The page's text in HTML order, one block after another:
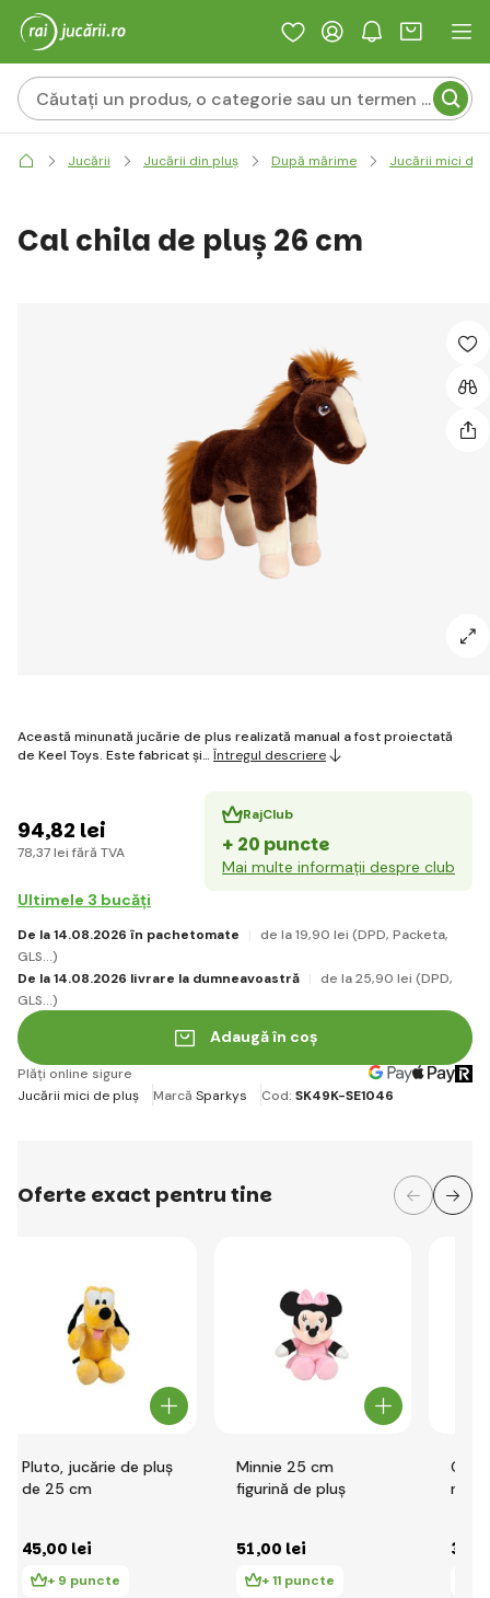
Jucării Jucării din pluș După mărime Jucării mici de
Cal chila de pluș 26 cm
Această minunată jucărie de plus realizată manual a fost proiectată
de Keel Toys. Este fabricat și… Întregul descriere
94,82 lei
78,37 lei fără TVA
RajClub
+ 20 puncte
Mai multe informații despre club
Ultimele 3 bucăți
De la 14.08.2026 în pachetomate de la 19,90 lei (DPD, Packeta,
GLS...)
De la 14.08.2026 livrare la dumneavoastră
de la 25,90 lei (DPD,
GLS...)
Adaugă în coș
Plăți online sigure
Jucării mici de pluș
Marcă Sparkys Cod: SK49K-SE1046
Oferte exact pentru tine
Pluto, jucărie de pluș
de 25 cm
45,00 lei
+ 9 puncte
Minnie 25 cm
figurină de pluș
51,00 lei
+ 11 puncte
Oaie
mică
36